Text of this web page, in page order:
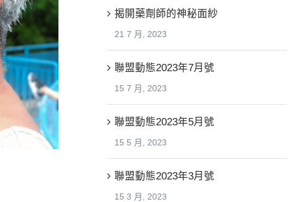
揭開藥劑師的神秘面紗
21 7 月, 2023
聯盟動態2023年7月號
15 7 月, 2023
聯盟動態2023年5月號
15 5 月, 2023
聯盟動態2023年3月號
15 3 月, 2023